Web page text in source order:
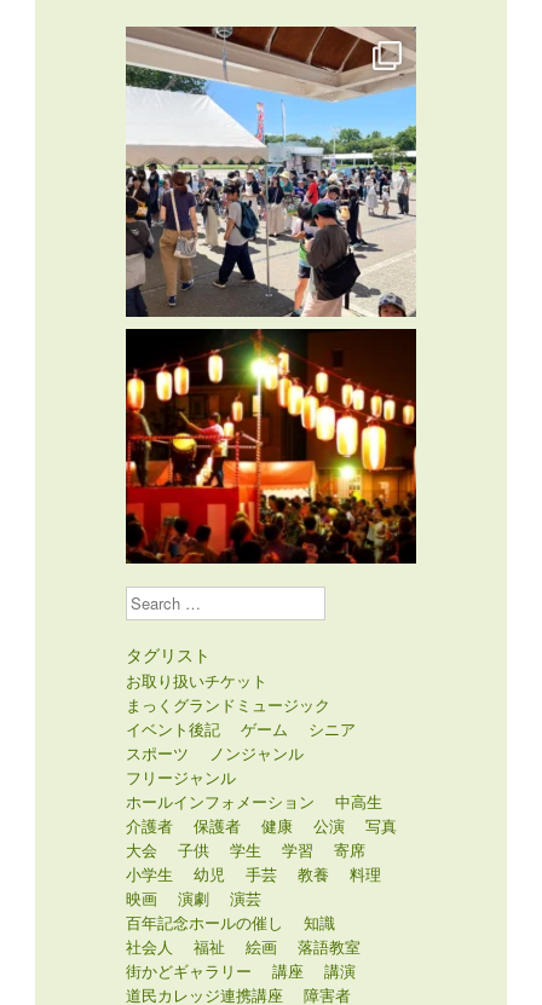
Search
タグリスト
お取り扱いチケット
まっくグランドミュージック
イベント後記
ゲーム
シニア
スポーツ
ノンジャンル
フリージャンル
ホールインフォメーション
中高生
介護者
保護者 健康 公演
写真
大会
子供 学生 学習
寄席
小学生
幼児 手芸 教養
料理
映画
演劇
演芸
百年記念ホールの催し
知識
社会人
福祉 絵画
落語教室
街かどギャラリー
講座
講演
道民カレッジ連携講座
障害者